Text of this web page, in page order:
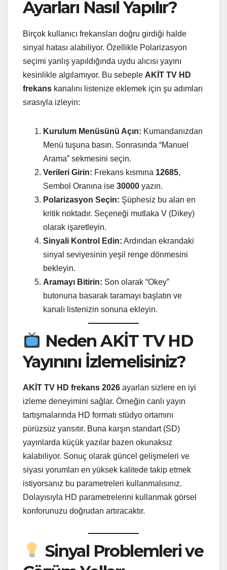
Ayarları Nasıl Yapılır?
Birçok kullanıcı frekansları doğru girdiği halde
sinyal hatası alabiliyor. Özellikle Polarizasyon
seçimi yanlış yapıldığında uydu alıcısı yayını
kesinlikle algılamıyor. Bu sebeple AKİT TV HD
frekans kanalını listenize eklemek için şu adımları
sırasıyla izleyin:
Kurulum Menüsünü Açın: Kumandanızdan
Menü tuşuna basın. Sonrasında “Manuel
Arama” sekmesini seçin.
Verileri Girin: Frekans kısmına 12685,
Sembol Oranına ise 30000 yazın.
Polarizasyon Seçin: Şüphesiz bu alan en
kritik noktadır. Seçeneği mutlaka V (Dikey)
olarak işaretleyin.
Sinyali Kontrol Edin: Ardından ekrandaki
sinyal seviyesinin yeşil renge dönmesini
bekleyin.
Aramayı Bitirin: Son olarak “Okey”
butonuna basarak taramayı başlatın ve
kanalı listenizin sonuna ekleyin.
Neden AKİT TV HD
Yayınını İzlemelisiniz?
AKİT TV HD frekans 2026 ayarları sizlere en iyi
izleme deneyimini sağlar. Örneğin canlı yayın
tartışmalarında HD formatı stüdyo ortamını
pürüzsüz yansıtır. Buna karşın standart (SD)
yayınlarda küçük yazılar bazen okunaksız
kalabiliyor. Sonuç olarak güncel gelişmeleri ve
siyasi yorumları en yüksek kalitede takip etmek
istiyorsanız bu parametreleri kullanmalısınız.
Dolayısıyla HD parametrelerini kullanmak görsel
konforunuzu doğrudan artıracaktır.
Sinyal Problemleri ve